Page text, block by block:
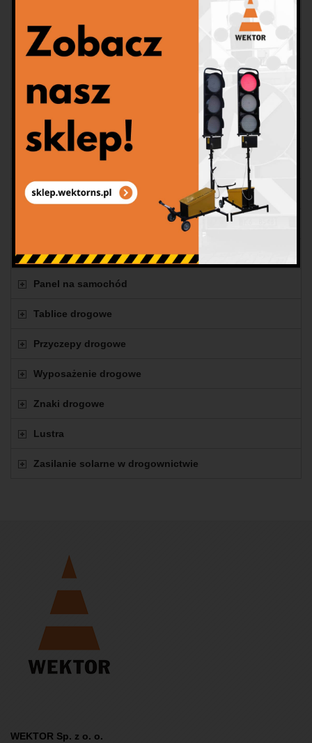
Lampy z akumulatorem li-ion
Pachołki drogowe
Fale świetlne
Pulsatory
Sygnalizacja wahadłowa
Panel na samochód
Tablice drogowe
Przyczepy drogowe
Wyposażenie drogowe
Znaki drogowe
Lustra
Zasilanie solarne w drogownictwie
WEKTOR Sp. z o. o.